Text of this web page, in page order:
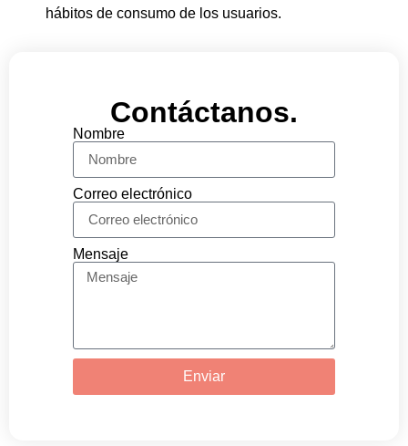
hábitos de consumo de los usuarios.
Contáctanos.
Nombre
Correo electrónico
Mensaje
Enviar